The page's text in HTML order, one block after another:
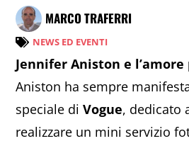
MARCO TRAFERRI
NEWS ED EVENTI
Jennifer Aniston e
Aniston ha sempre
speciale di Vogue, dedicato
realizzare un mini servizio